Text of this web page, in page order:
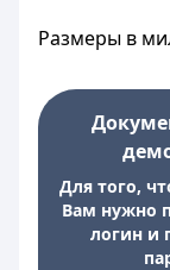
Размеры в
Для того,
Вам нужно
логин и